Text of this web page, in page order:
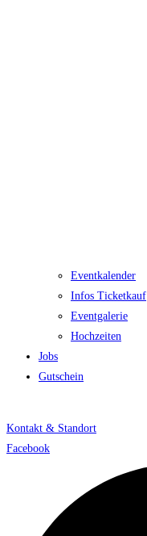
Eventkalender
Infos Ticketkauf
Eventgalerie
Hochzeiten
Jobs
Gutschein
Kontakt & Standort
Facebook